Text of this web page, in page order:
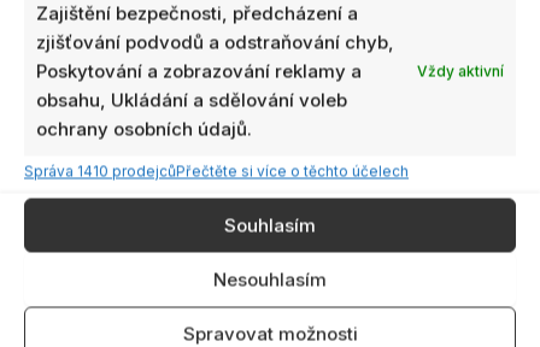
Zajištění bezpečnosti, předcházení a
zjišťování podvodů a odstraňování chyb,
Poskytování a zobrazování reklamy a
obsahu, Ukládání a sdělování voleb
ochrany osobních údajů.
Vždy aktivní
Správa 1410 prodejcůPřečtěte si více o těchto účelech
Souhlasím
Nesouhlasím
Spravovat možnosti
39,00Kč s DPH
VÝBĚR MOŽNOSTÍ
produktu
69,00Kč
VÝBĚR MOŽNOSTÍ
produktu
Akce
Akce
cen:
39,00 Kč
69,00 Kč
produkt
Možnosti